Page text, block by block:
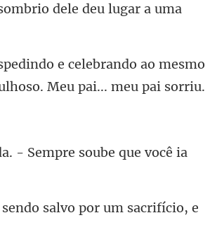
dele deu
e celebrando ao mesmo
- Sempr
sendo salvo por um sacrifíc